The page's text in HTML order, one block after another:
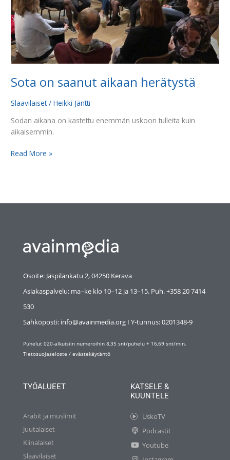
Sota on saanut aikaan herätystä
Slaavilaiset/Heikki Jäntti
Sodan aikana on kastettu enemmän uskoon tulleita kuin
aikaisemmin.
Read More »
Osoite: Jäspilänkatu 2, 04250 Kerava
Asiakaspalvelu: ma–ke klo 10–12 ja 13–15. Puh. +358 20 7414
530
Sähköposti: info@avainmedia.org I Y-tunnus:0201348-9
Puhelut 020-alkuisiin numeroihin 8,35 snt/puhelu + 16,69 snt/min.
Tietosuojaseloste / evästekäytäntö
TYÖALUEET
Arabit ja muslimit
Juutalaiset
Kiinalaiset
Slaavilaiset
KATSELE &
KUUNTELE
UskoTV
Podcastit
Youtube